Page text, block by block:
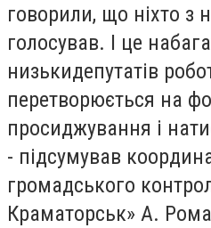
говорили, що ніхто з
голосував. І це
низькидепутатів
перетворюється на
просиджування і
- підсумував
громадського
Краматорськ» А.